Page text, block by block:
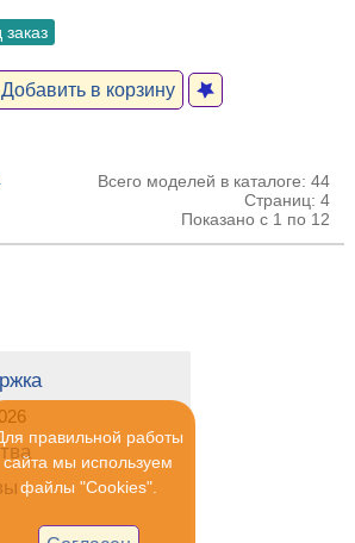
заказ
Добавить в корзину
Всего моделей в каталоге: 44
Страниц: 4
Показано с 1 по 12
правильной работы
сайта мы используем
файлы "Cookies".